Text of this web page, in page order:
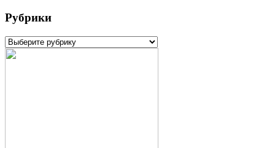
Рубрики
Рубрики